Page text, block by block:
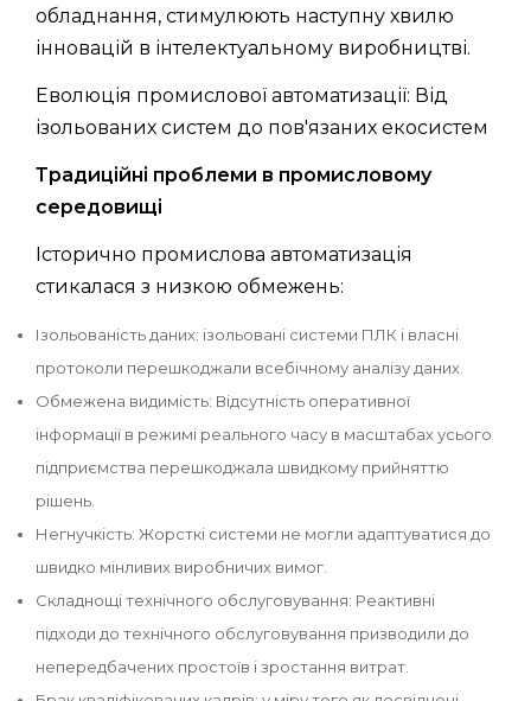
обладнання, стимулюють наступну хвилю
інновацій в інтелектуальному виробництві.
Еволюція промислової автоматизації: Від
ізольованих систем до пов'язаних екосистем
Традиційні проблеми в промисловому
середовищі
Історично промислова автоматизація
стикалася з низкою обмежень:
Ізольованість даних: ізольовані системи ПЛК і власні
протоколи перешкоджали всебічному аналізу даних.
Обмежена видимість: Відсутність оперативної
інформації в режимі реального часу в масштабах усього
підприємства перешкоджала швидкому прийняттю
рішень.
Негнучкість: Жорсткі системи не могли адаптуватися до
швидко мінливих виробничих вимог.
Складнощі технічного обслуговування: Реактивні
підходи до технічного обслуговування призводили до
непередбачених простоїв і зростання витрат.